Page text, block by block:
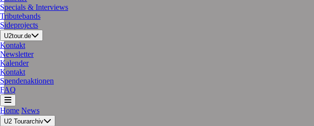
Specials & Interviews
Tributebands
Sideprojects
U2tour.de
Kontakt
Newsletter
Kalender
Kontakt
Spendenaktionen
FAQ
Home News
U2 Tourarchiv